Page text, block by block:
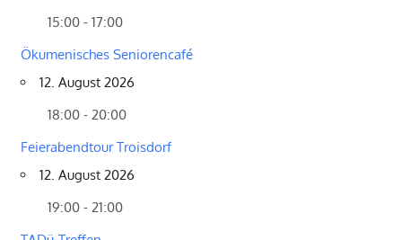
15:00 - 17:00
Ökumenisches Seniorencafé
12. August 2026
18:00 - 20:00
Feierabendtour Troisdorf
12. August 2026
19:00 - 21:00